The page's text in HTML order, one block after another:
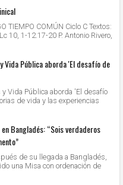
TIEMPO COMÚN Ciclo C Textos:
10, 1-12.17-20 P. Antonio Rivero,
Vida Pública aborda 'El desafío de
y Vida Pública aborda 'El desafío
de vida y las experiencias
Bangladés: “Sois verdaderos
de su llegada a Bangladés,
una Misa con ordenación de